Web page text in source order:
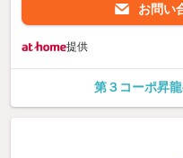
お問い
提供
第３コーポ昇